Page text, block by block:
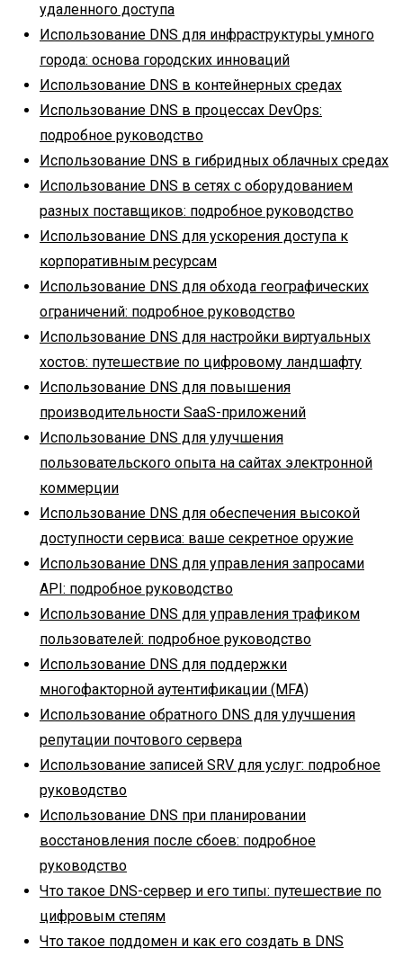
удаленного доступа
Использование DNS для инфраструктуры умного
города: основа городских инноваций
Использование DNS в контейнерных средах
Использование DNS в процессах DevOps:
подробное руководство
Использование DNS в гибридных облачных средах
Использование DNS в сетях с оборудованием
разных поставщиков: подробное руководство
Использование DNS для ускорения доступа к
корпоративным ресурсам
Использование DNS для обхода географических
ограничений: подробное руководство
Использование DNS для настройки виртуальных
хостов: путешествие по цифровому ландшафту
Использование DNS для повышения
производительности SaaS-приложений
Использование DNS для улучшения
пользовательского опыта на сайтах электронной
коммерции
Использование DNS для обеспечения высокой
доступности сервиса: ваше секретное оружие
Использование DNS для управления запросами
API: подробное руководство
Использование DNS для управления трафиком
пользователей: подробное руководство
Использование DNS для поддержки
многофакторной аутентификации (MFA)
Использование обратного DNS для улучшения
репутации почтового сервера
Использование записей SRV для услуг: подробное
руководство
Использование DNS при планировании
восстановления после сбоев: подробное
руководство
Что такое DNS-сервер и его типы: путешествие по
цифровым степям
Что такое поддомен и как его создать в DNS